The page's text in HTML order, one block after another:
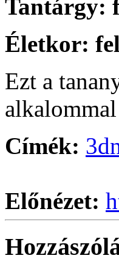
Tantárgy:
Életkor:
Ezt a
Címék: 3d
Előnézet: